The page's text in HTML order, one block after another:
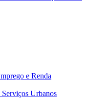
e Renda
Serviços Urbanos